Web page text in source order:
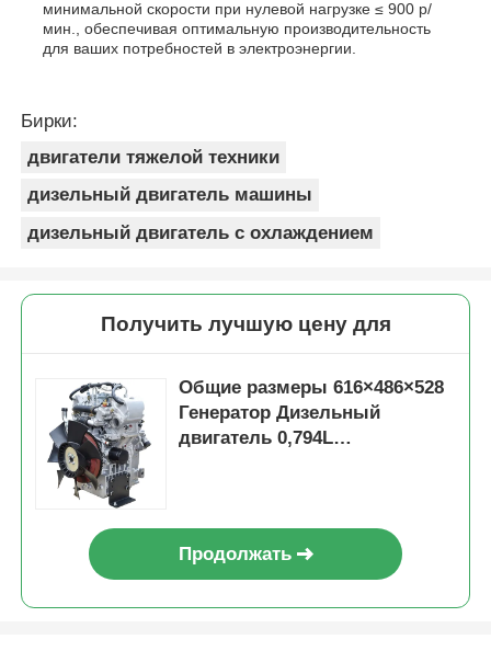
минимальной скорости при нулевой нагрузке ≤ 900 р/
мин., обеспечивая оптимальную производительность
для ваших потребностей в электроэнергии.
Бирки:
двигатели тяжелой техники
дизельный двигатель машины
дизельный двигатель с охлаждением
Получить лучшую цену для
Общие размеры 616×486×528
Генератор Дизельный
двигатель 0,794L
Продолжать